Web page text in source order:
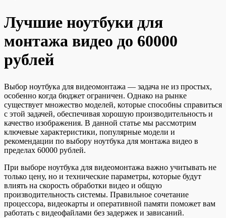
Лучшие ноутбуки для
монтажа видео до 60000
рублей
Выбор ноутбука для видеомонтажа — задача не из простых,
особенно когда бюджет ограничен. Однако на рынке
существует множество моделей, которые способны справиться
с этой задачей, обеспечивая хорошую производительность и
качество изображения. В данной статье мы рассмотрим
ключевые характеристики, популярные модели и
рекомендации по выбору ноутбука для монтажа видео в
пределах 60000 рублей.
При выборе ноутбука для видеомонтажа важно учитывать не
только цену, но и технические параметры, которые будут
влиять на скорость обработки видео и общую
производительность системы. Правильное сочетание
процессора, видеокарты и оперативной памяти поможет вам
работать с видеофайлами без задержек и зависаний.